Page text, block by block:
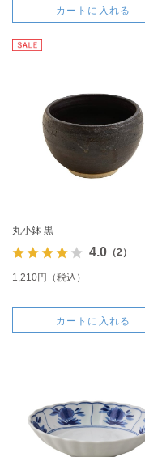
カートに入れる
丸小鉢 黒
4.0（2）
1,210円（税込）
カートに入れる